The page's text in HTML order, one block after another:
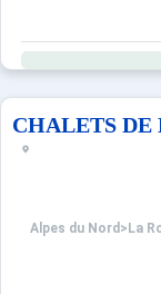
CHALETS DE
Alpes du Nord > La